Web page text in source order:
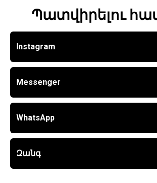
Պատվիրելու
Instagram
Messenger
WhatsApp
Զանգ